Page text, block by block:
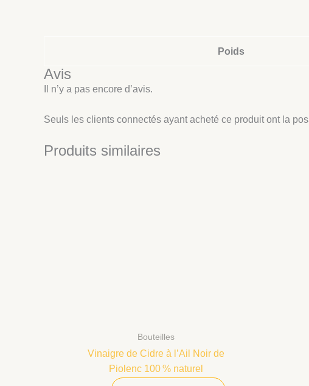
Poids
Avis
Il n’y a pas encore d’avis.
Seuls les clients connectés ayant acheté ce produit ont la
Produits similaires
Bouteilles
Vinaigre de Cidre à l’Ail Noir de
Piolenc 100 % naturel